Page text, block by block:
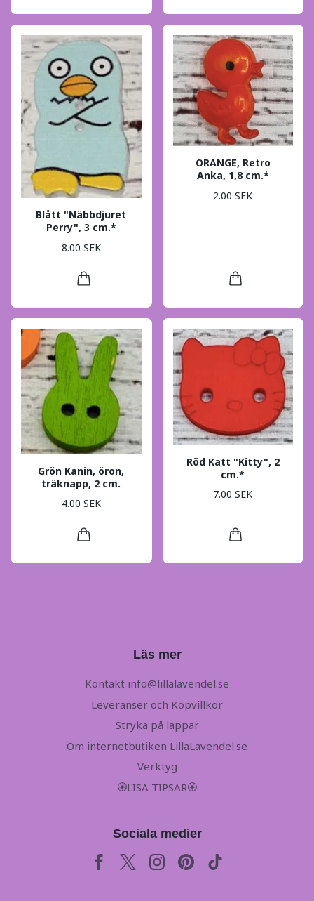
Blått "Näbbdjuret
Perry", 3 cm.*
8.00 SEK
ORANGE, Retro
Anka, 1,8 cm.*
2.00 SEK
Grön Kanin, öron,
träknapp, 2 cm.
4.00 SEK
Röd Katt "Kitty", 2
cm.*
7.00 SEK
Läs mer
Kontakt info@lillalavendel.se
Leveranser och Köpvillkor
Stryka på lappar
Om internetbutiken LillaLavendel.se
Verktyg
🏵LISA TIPSAR🏵
Sociala medier